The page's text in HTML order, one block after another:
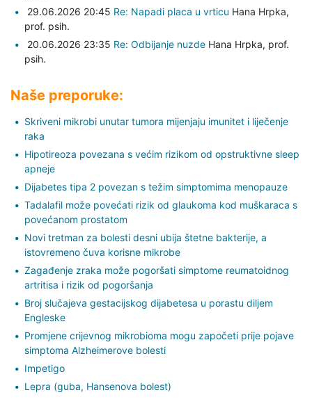
29.06.2026 20:45 Re: Napadi placa u vrticu Hana Hrpka,
prof. psih.
20.06.2026 23:35 Re: Odbijanje nuzde Hana Hrpka, prof.
psih.
Naše preporuke:
Skriveni mikrobi unutar tumora mijenjaju imunitet i liječenje
raka
Hipotireoza povezana s većim rizikom od opstruktivne sleep
apneje
Dijabetes tipa 2 povezan s težim simptomima menopauze
Tadalafil može povećati rizik od glaukoma kod muškaraca s
povećanom prostatom
Novi tretman za bolesti desni ubija štetne bakterije, a
istovremeno čuva korisne mikrobe
Zagađenje zraka može pogoršati simptome reumatoidnog
artritisa i rizik od pogoršanja
Broj slučajeva gestacijskog dijabetesa u porastu diljem
Engleske
Promjene crijevnog mikrobioma mogu započeti prije pojave
simptoma Alzheimerove bolesti
Impetigo
Lepra (guba, Hansenova bolest)